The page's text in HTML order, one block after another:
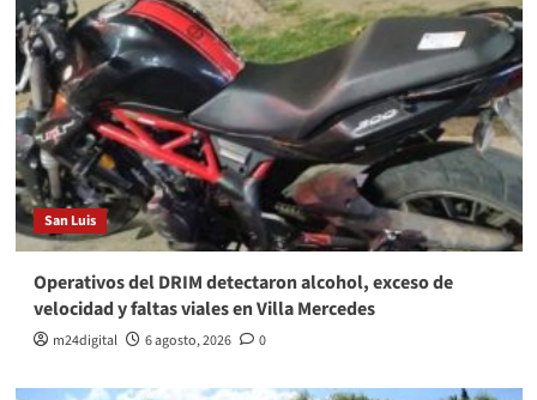
San Luis
Operativos del DRIM detectaron alcohol, exceso de
velocidad y faltas viales en Villa Mercedes
m24digital 6 agosto, 2026 0